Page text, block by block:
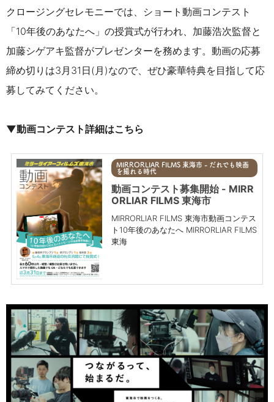
クロージングセレモニーでは、ショート動画コンテスト
「10年後のあなたへ」の授賞式が行われ、加藤浩次監督と
加藤シゲアキ監督がプレゼンターを務めます。動画の応募
締め切りは3月31日(月)なので、ぜひ豪華特典を目指して応
募してみてください。
▼動画コンテスト詳細はこちら
MIRRORLIAR FILMS 東海市 - だれでも映画
を撮れる時代
動画コンテスト募集開始 - MIRR
ORLIAR FILMS 東海市
MIRRORLIAR FILMS 東海市動画コンテス
ト10年後のあなたへ MIRRORLIAR FILMS
東海